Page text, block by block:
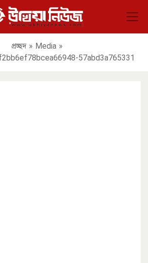
প্রচ্ছদ » Media »
57abd3a765331